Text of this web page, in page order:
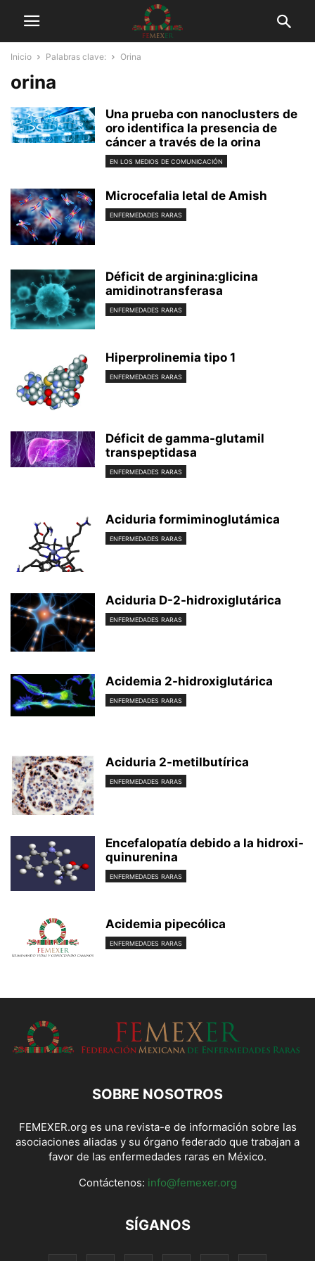
Inicio Palabras clave: Orina
orina
Una prueba con nanoclusters de
oro identifica la presencia de
cáncer a través de la orina
EN LOS MEDIOS DE COMUNICACIÓN
Microcefalia letal de Amish
ENFERMEDADES RARAS
Déficit de arginina:glicina
amidinotransferasa
ENFERMEDADES RARAS
Hiperprolinemia tipo 1
ENFERMEDADES RARAS
Déficit de gamma-glutamil
transpeptidasa
ENFERMEDADES RARAS
Aciduria formiminoglutámica
ENFERMEDADES RARAS
Aciduria D-2-hidroxiglutárica
ENFERMEDADES RARAS
Acidemia 2-hidroxiglutárica
ENFERMEDADES RARAS
Aciduria 2-metilbutírica
ENFERMEDADES RARAS
Encefalopatía debido a la hidroxi-
quinurenina
ENFERMEDADES RARAS
Acidemia pipecólica
ENFERMEDADES RARAS
SOBRE NOSOTROS
FEMEXER.org es una revista-e de información sobre las
asociaciones aliadas y su órgano federado que trabajan a
favor de las enfermedades raras en México.
Contáctenos: info@femexer.org
SÍGANOS